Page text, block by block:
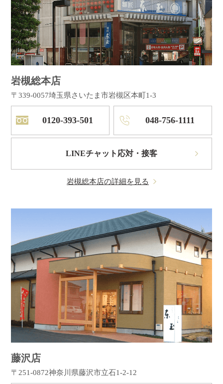
岩槻総本店
〒339-0057埼玉県さいたま市岩槻区本町1-3
0120-393-501 048-756-1111
LINEチャット応対・接客
岩槻総本店の詳細を見る
藤沢店
〒251-0872神奈川県藤沢市立石1-2-12